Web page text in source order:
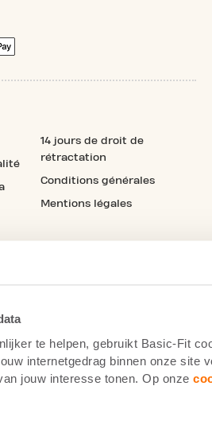
te helpen, gebruikt Basic-Fit
internetgedrag binnen onze site
jouw interesse tonen. Op onze
14 jours de droit de
rétractation
Conditions générales
Mentions légales